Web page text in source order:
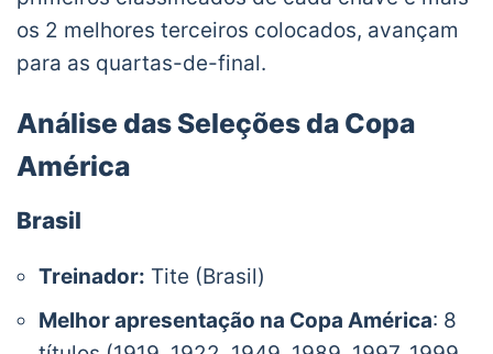
os 2 melhores terceiros colocados, avançam
para as quartas-de-final.
Análise das Seleções da Copa
América
Brasil
Treinador: Tite (Brasil)
Melhor apresentação na Copa América: 8